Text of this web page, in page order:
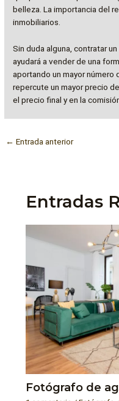
belleza. La importancia del
inmobiliarios.
Sin duda alguna, contratar
ayudará a vender de una
aportando un mayor número
repercute un mayor precio
el precio final y en la
← Entrada anterior
Entradas
Fotógrafo de